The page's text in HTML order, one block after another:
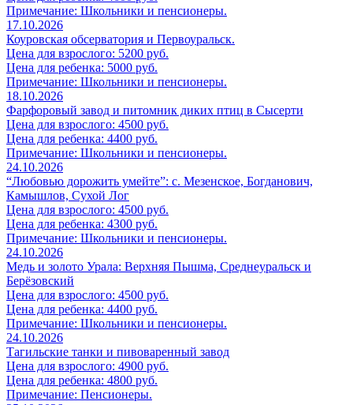
Примечание: Школьники и пенсионеры.
17.10.2026
Коуровская обсерватория и Первоуральск.
Цена для взрослого: 5200 руб.
Цена для ребенка: 5000 руб.
Примечание: Школьники и пенсионеры.
18.10.2026
Фарфоровый завод и питомник диких птиц в Сысерти
Цена для взрослого: 4500 руб.
Цена для ребенка: 4400 руб.
Примечание: Школьники и пенсионеры.
24.10.2026
“Любовью дорожить умейте”: с. Мезенское, Богданович,
Камышлов, Сухой Лог
Цена для взрослого: 4500 руб.
Цена для ребенка: 4300 руб.
Примечание: Школьники и пенсионеры.
24.10.2026
Медь и золото Урала: Верхняя Пышма, Среднеуральск и
Берёзовский
Цена для взрослого: 4500 руб.
Цена для ребенка: 4400 руб.
Примечание: Школьники и пенсионеры.
24.10.2026
Тагильские танки и пивоваренный завод
Цена для взрослого: 4900 руб.
Цена для ребенка: 4800 руб.
Примечание: Пенсионеры.